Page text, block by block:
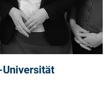
Universität